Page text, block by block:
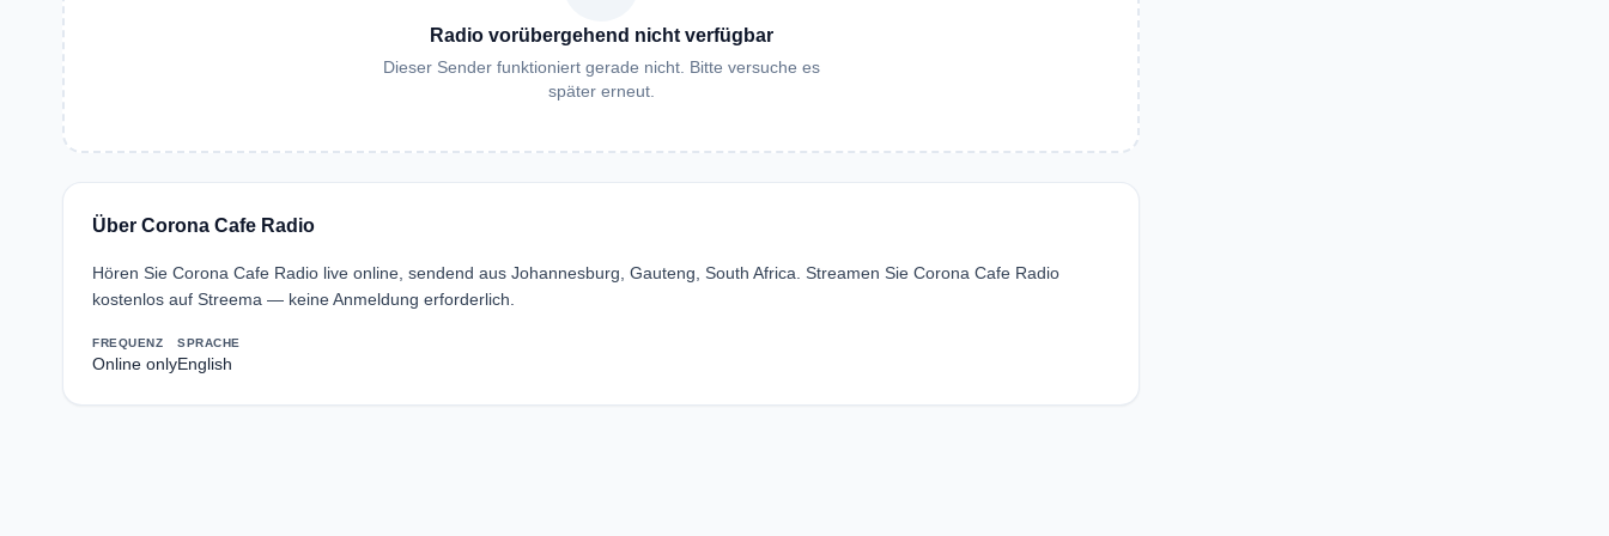
Radio vorübergehend nicht verfügbar
Dieser Sender funktioniert gerade nicht. Bitte versuche es
später erneut.
Über Corona Cafe Radio
Hören Sie Corona Cafe Radio live online, sendend aus Johannesburg, Gauteng, South Africa. Streamen Sie Corona Cafe Radio
kostenlos auf Streema — keine Anmeldung erforderlich.
FREQUENZ
Online only
SPRACHE
English